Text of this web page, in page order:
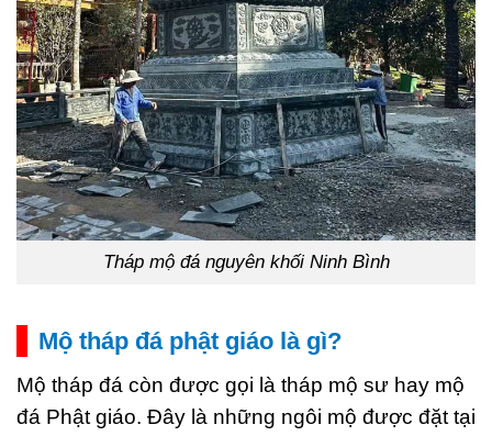
Tháp mộ đá nguyên khối Ninh Bình
Mộ tháp đá phật giáo là gì?
Mộ tháp đá còn được gọi là tháp mộ sư hay mộ
đá Phật giáo. Đây là những ngôi mộ được đặt tại